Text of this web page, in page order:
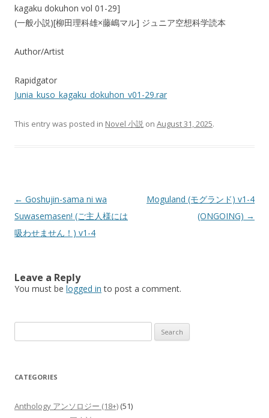
kagaku dokuhon vol 01-29]
(一般小説)[柳田理科雄×藤嶋マル] ジュニア空想科学読本
Author/Artist
Rapidgator
Junia_kuso_kagaku_dokuhon_v01-29.rar
This entry was posted in Novel 小説 on August 31, 2025.
Post
navigation
← Goshujin-sama ni wa
Suwasemasen! (ご主人様には
吸わせません！) v1-4
Moguland (モグランド) v1-4
(ONGOING) →
Leave a Reply
You must be logged in to post a comment.
for:
CATEGORIES
Anthology アンソロジー (18+) (51)